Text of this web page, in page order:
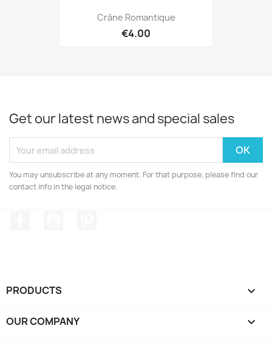
Crâne Romantique
€4.00
Get our latest news and special sales
You may unsubscribe at any moment. For that purpose, please find our
contact info in the legal notice.
PRODUCTS 
OUR COMPANY 